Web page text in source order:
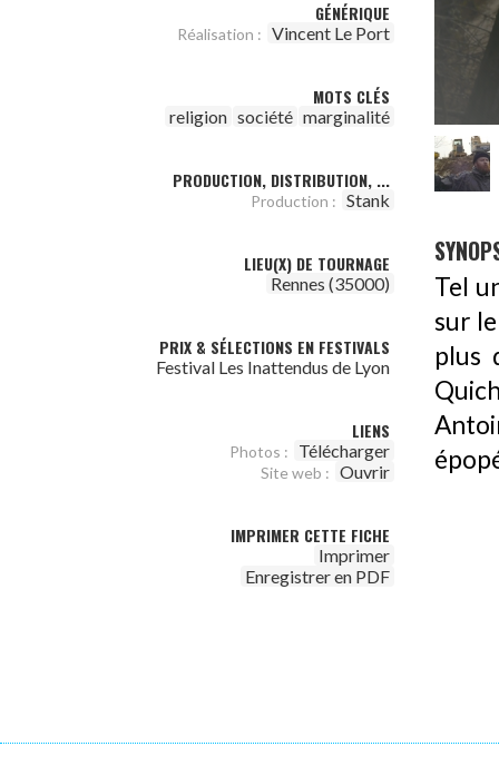
GÉNÉRIQUE
Réalisation : Vincent Le Port
MOTS CLÉS
religion société marginalité
PRODUCTION, DISTRIBUTION, ...
Production : Stank
LIEU(X) DE TOURNAGE
Rennes (35000)
PRIX & SÉLECTIONS EN FESTIVALS
Festival Les Inattendus de Lyon
LIENS
Photos : Télécharger
Site web : Ouvrir
IMPRIMER CETTE FICHE
Imprimer
Enregistrer en PDF
Tel
sur
plus